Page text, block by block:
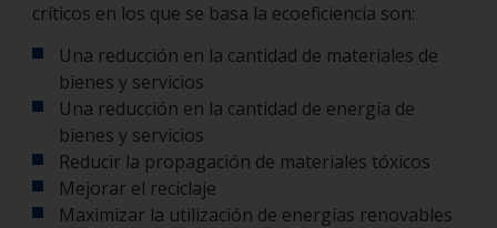
críticos en los que se basa la ecoeficiencia son:
Una reducción en la cantidad de materiales de
bienes y servicios
Una reducción en la cantidad de energía de
bienes y servicios
Reducir la propagación de materiales tóxicos
Mejorar el reciclaje
Maximizar la utilización de energías renovables